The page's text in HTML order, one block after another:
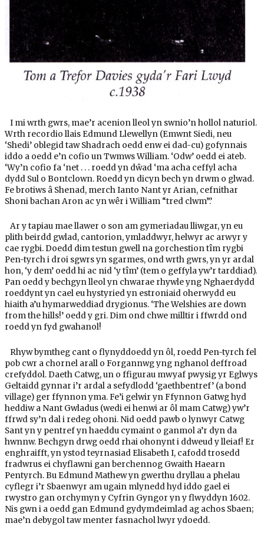
I mi wrth gwrs, mae’r acenion lleol yn swnio’n hollol naturiol.
Wrth recordio llais Edmund Llewellyn (Emwnt Siedi, neu
‘Shedi’ oblegid taw Shadrach oedd enw ei dad-cu) gofynnais
iddo a oedd e’n cofio un Twmws William. ‘Odw’ oedd ei ateb.
‘Wy’n cofio fa ‘net . . . roedd yn dŵad ‘ma acha ceffyl acha
dydd Sul o Bontclown. Roedd yn dicyn bech yn drwm o glwad.
Fe brotiws â Shenad, merch Ianto Nant yr Arian, cefnithar
Shoni bachan Aron ac yn wêr i William “tred clwm”.’
Ar y tapiau mae llawer o son am gymeriadau lliwgar, yn eu
plith beirdd gwlad, cantorion, ymladdwyr, helwyr ac arwyr y
cae rygbi. Doedd dim testun gwell na gorchestion tîm rygbi
Pen-tyrch i droi sgwrs yn sgarmes, ond wrth gwrs, yn yr ardal
hon, ‘y dem’ oedd hi ac nid ‘y tîm’ (tem o geffyla yw’r tarddiad).
Pan oedd y bechgyn lleol yn chwarae rhywle yng Nghaerdydd
roeddynt yn cael eu hystyried yn estroniaid oherwydd eu
hiaith a’u hymarweddiad drygionus. ‘The Welshies are down
from the hills!’ oedd y gri. Dim ond chwe milltir i ffwrdd ond
roedd yn fyd gwahanol!
Rhyw bymtheg cant o flynyddoedd yn ôl, roedd Pen-tyrch fel
pob cwr a chornel arall o Forgannwg yng nghanol deffroad
crefyddol. Daeth Catwg, un o ffigurau mwyaf pwysig yr Eglwys
Geltaidd gynnar i’r ardal a sefydlodd ‘gaethbentref’ (a bond
village) ger ffynnon yma. Fe’i gelwir yn Ffynnon Gatwg hyd
heddiw a Nant Gwladus (wedi ei henwi ar ôl mam Catwg) yw’r
ffrwd sy’n dal i redeg ohoni. Nid oedd pawb o lynwyr Catwg
Sant yn y pentref yn haeddu cymaint o ganmol a’r dyn da
hwnnw. Bechgyn drwg oedd rhai ohonynt i ddweud y lleiaf! Er
enghraifft, yn ystod teyrnasiad Elisabeth I, cafodd trosedd
fradwrus ei chyflawni gan berchennog Gwaith Haearn
Pentyrch. Bu Edmund Mathew yn gwerthu dryllau a phelau
cyflegr i’r Sbaenwyr am ugain mlynedd hyd iddo gael ei
rwystro gan orchymyn y Cyfrin Gyngor yn y flwyddyn 1602.
Nis gwn i a oedd gan Edmund gydymdeimlad ag achos Sbaen;
mae’n debygol taw menter fasnachol lwyr ydoedd.